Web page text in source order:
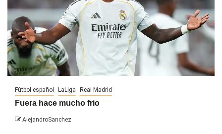
Fútbol español LaLiga Real Madrid
Fuera hace mucho frio
AlejandroSanchez